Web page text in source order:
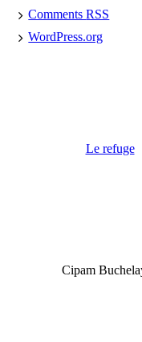
CommentsRSS
WordPress.org
Le refuge
Cipam